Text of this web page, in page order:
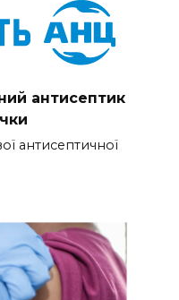
антисептик
антисептичної